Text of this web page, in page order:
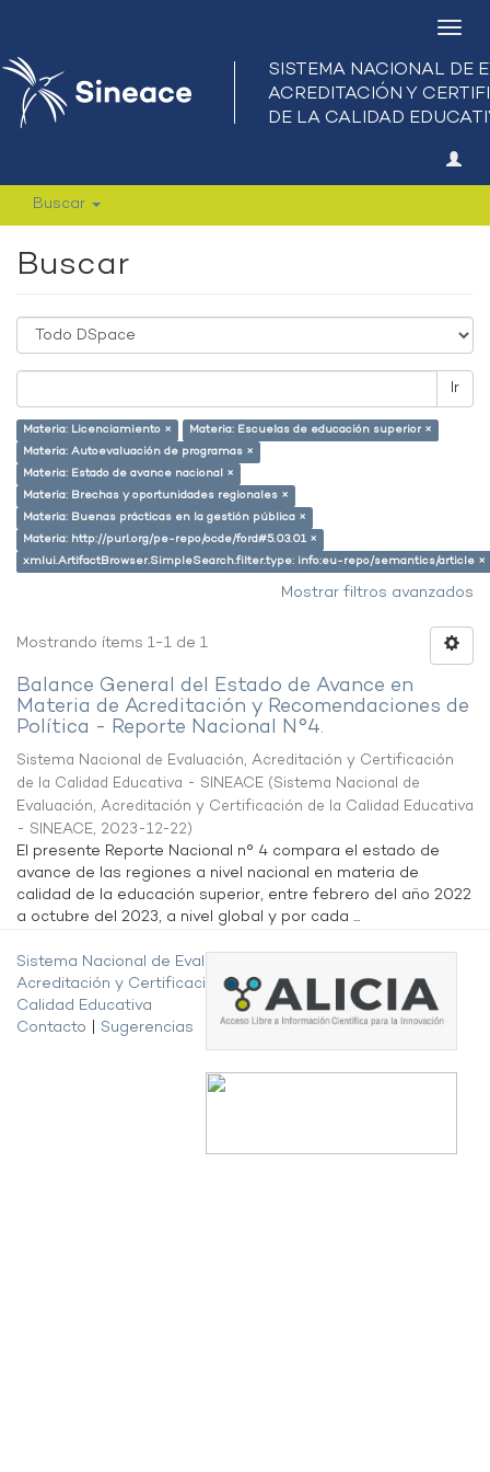
Buscar
Buscar
Ir
Materia: Licenciamiento ×
Materia: Escuelas de educación superior ×
Materia: Autoevaluación de programas ×
Materia: Estado de avance nacional ×
Materia: Brechas y oportunidades regionales ×
Materia: Buenas prácticas en la gestión pública ×
Materia: http://purl.org/pe-repo/ocde/ford#5.03.01 ×
xmlui.ArtifactBrowser.SimpleSearch.filter.type: info:eu-repo/semantics/article ×
Mostrar filtros avanzados
Mostrando ítems 1-1 de 1
Balance General del Estado de Avance en
Materia de Acreditación y Recomendaciones de
Política - Reporte Nacional N°4.
Sistema Nacional de Evaluación, Acreditación y Certificación
de la Calidad Educativa - SINEACE (Sistema Nacional de
Evaluación, Acreditación y Certificación de la Calidad Educativa
- SINEACE, 2023-12-22)
El presente Reporte Nacional n° 4 compara el estado de
avance de las regiones a nivel nacional en materia de
calidad de la educación superior, entre febrero del año 2022
a octubre del 2023, a nivel global y por cada ...
Sistema Nacional de Evaluación,
Acreditación y Certificación de la
Calidad Educativa
Contacto
Sugerencias